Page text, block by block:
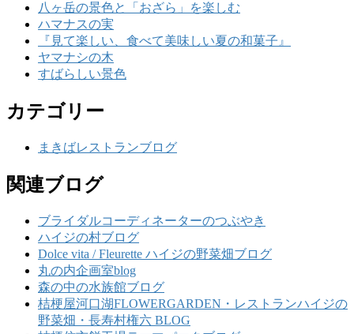
八ヶ岳の景色と「おざら」を楽しむ
ハマナスの実
『見て楽しい、食べて美味しい夏の和菓子』
ヤマナシの木
すばらしい景色
カテゴリー
まきばレストランブログ
関連ブログ
ブライダルコーディネーターのつぶやき
ハイジの村ブログ
Dolce vita / Fleurette ハイジの野菜畑ブログ
丸の内企画室blog
森の中の水族館ブログ
桔梗屋河口湖FLOWERGARDEN・レストランハイジの
野菜畑・長寿村権六 BLOG